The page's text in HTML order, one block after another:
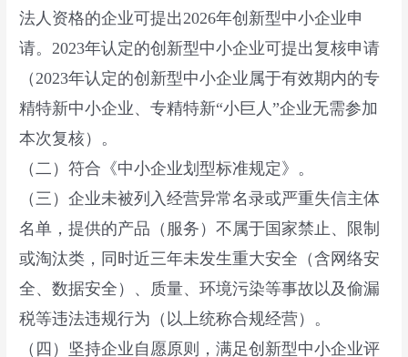
法人资格的企业可提出2026年创新型中小企业申
请。2023年认定的创新型中小企业可提出复核申请
（2023年认定的创新型中小企业属于有效期内的专
精特新中小企业、专精特新“小巨人”企业无需参加
本次复核）。
（二）符合《中小企业划型标准规定》。
（三）企业未被列入经营异常名录或严重失信主体
名单，提供的产品（服务）不属于国家禁止、限制
或淘汰类，同时近三年未发生重大安全（含网络安
全、数据安全）、质量、环境污染等事故以及偷漏
税等违法违规行为（以上统称合规经营）。
（四）坚持企业自愿原则，满足创新型中小企业评